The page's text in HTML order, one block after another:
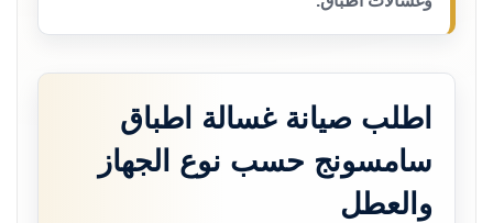
اطلب صيانة غسالة اطباق
سامسونج حسب نوع الجهاز
والعطل